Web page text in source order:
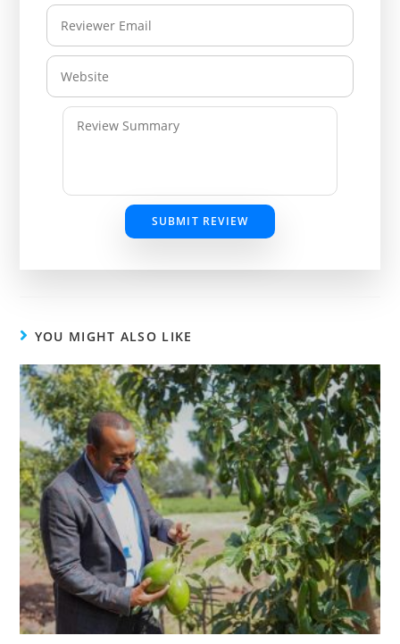
SUBMIT REVIEW
YOU MIGHT ALSO LIKE